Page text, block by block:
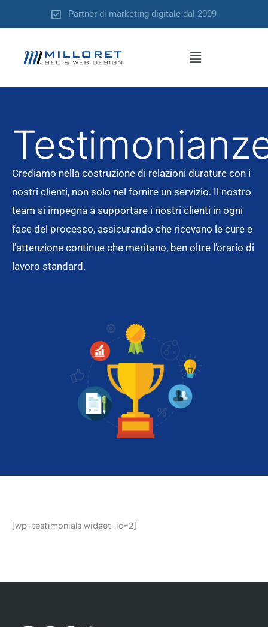
Partner di marketing digitale dal 2009
Menu
Crediamo nella costruzione di relazioni durature con i
nostri clienti, non solo nel fornire un servizio. Il nostro
team si impegna a supportare i nostri clienti in ogni
fase del processo, assicurando che ricevano le cure e
l’attenzione continue che meritano, ben oltre l’orario di
lavoro standard.
[wp-testimonials widget-id=2]